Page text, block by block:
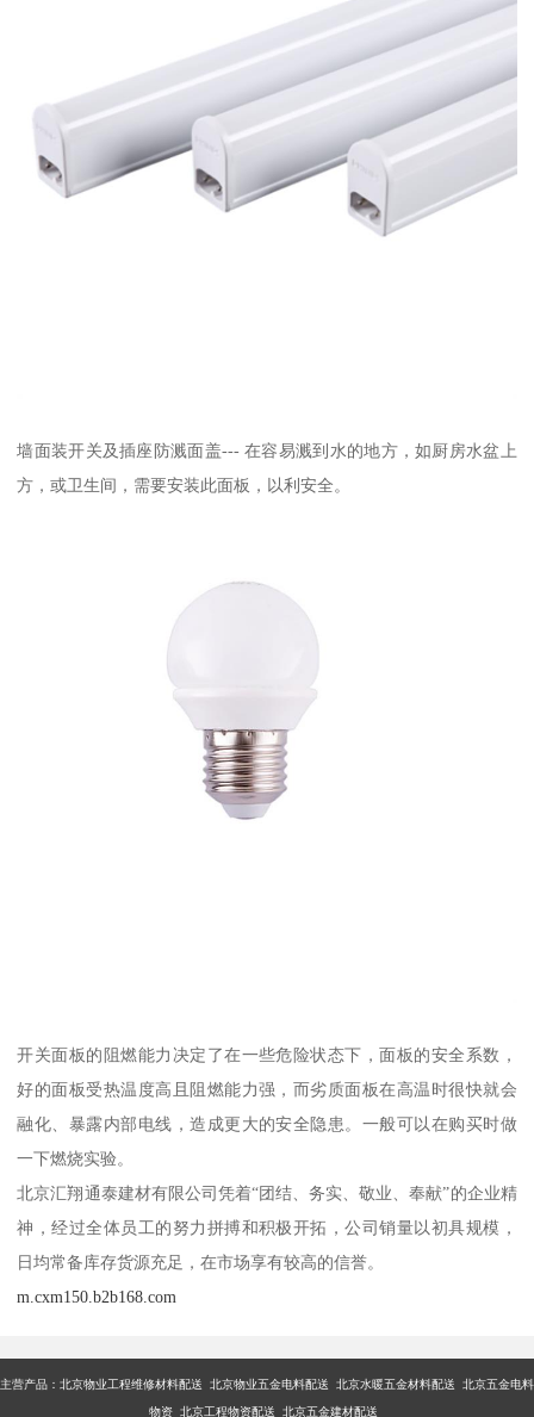
墙面装开关及插座防溅面盖--- 在容易溅到水的地方，如厨房水盆上
方，或卫生间，需要安装此面板，以利安全。
开关面板的阻燃能力决定了在一些危险状态下，面板的安全系数，
好的面板受热温度高且阻燃能力强，而劣质面板在高温时很快就会
融化、暴露内部电线，造成更大的安全隐患。一般可以在购买时做
一下燃烧实验。
北京汇翔通泰建材有限公司凭着“团结、务实、敬业、奉献”的企业精
神，经过全体员工的努力拼搏和积极开拓，公司销量以初具规模，
日均常备库存货源充足，在市场享有较高的信誉。
m.cxm150.b2b168.com
主营产品： 北京物业工程维修材料配送 北京物业五金电料配送 北京水暖五金材料配送 北京五金电料
物资 北京工程物资配送 北京五金建材配送